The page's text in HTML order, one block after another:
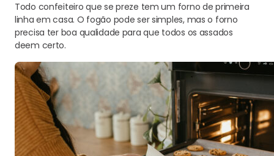
Todo confeiteiro que se preze tem um forno de primeira
linha em casa. O fogão pode ser simples, mas o forno
precisa ter boa qualidade para que todos os assados
deem certo.